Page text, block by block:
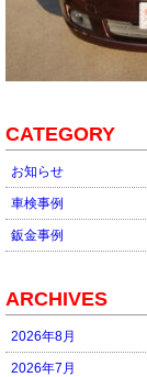
CATEGORY
お知らせ
車検事例
鈑金事例
ARCHIVES
2026年8月
2026年7月